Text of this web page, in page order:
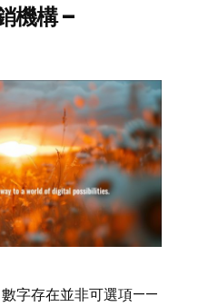
機構 –
字存在並非可選項——